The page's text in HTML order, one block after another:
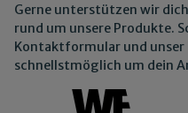
Gerne unterstützen wir
rund um unsere Produkte.
Kontaktformular und unser
schnellstmöglich um dein